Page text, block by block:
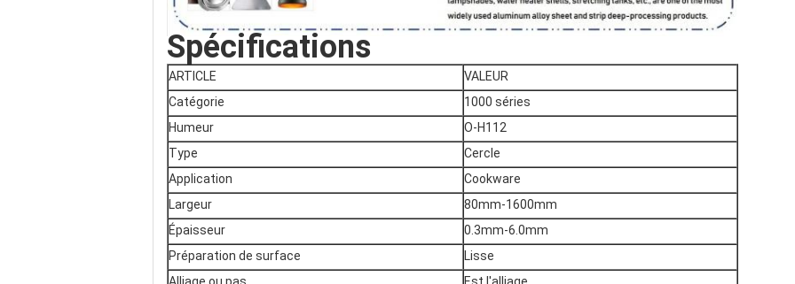
Spécifications
ARTICLE
VALEUR
Catégorie
1000 séries
Humeur
O-H112
Type
Cercle
Application
Cookware
Largeur
80mm-1600mm
Épaisseur
0.3mm-6.0mm
Préparation de surface
Lisse